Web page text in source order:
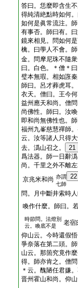
答曰。恁麼即含生
得純清絶點時如何
如何是眞常流注。
有事否。師曰有。
鏡來相見。問如何
檎。曰學人不會。
金。問摩尼珠不隨
曰。白色。＊僧＊
璧本無瑕。相如誑
師曰。呂才葬虎耳
衣天。僧曰。王今
益州應天和尚。僧
尚佛性。師曰。汝
即和尚無佛性也。
福州九峯慈慧禪師
云。汝等諸人只得
去。潙山召之。
21
爲法器。師一日辭
尚。千里之外不離
京兆米和尚 亦謂 22
七師
問。月中斷井索時
喚作什麼。師曰。
時節問。法燈別
云。喚底不是
老宿
仰山云。今時還假
爭奈落在第二頭。
山云。那箇究竟作
得。師亦肯之。僧
＊云。醜陋任君嫌
晋州霍山和尚。仰